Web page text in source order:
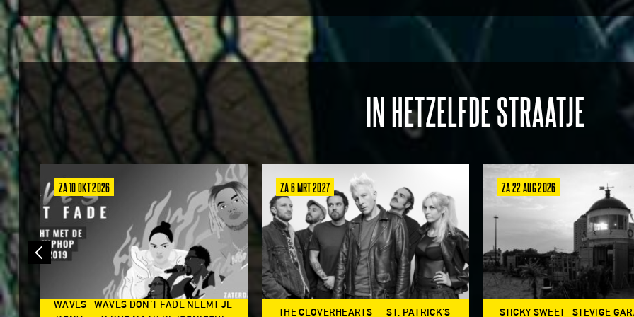
IN HETZELFDE STRAATJE
ZA 10 OKT 2026
WAVES
WAVES DON'T FADE NEEMT JE
ZA 6 MRT 2027
THE CLOVERHEARTS ST. PATRICK'S
ZA 22 AUG 2026
STICKY SWEET STEVIGE